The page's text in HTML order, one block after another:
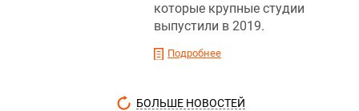
которые крупные студии
выпустили в 2019.
Подробнее
БОЛЬШЕ НОВОСТЕЙ